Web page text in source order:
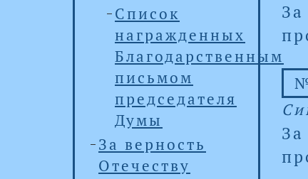
Список
награжденных
Благодарственным
письмом
председателя
Думы
За верность
Отечеству